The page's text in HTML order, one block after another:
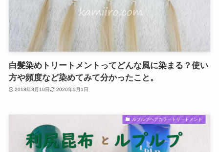
白髪染めトリートメントってどんな風に染まる？使い
方や頻度など染めてみて分かったこと。
2018年3月10日 2020年5月1日
ルプルプヘアカラートリートメント